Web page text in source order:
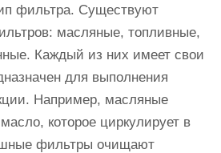
фильтра. Существуют
масляные, топливные,
Каждый из них имеет свои
для выполнения
Например, масляные
которое циркулирует в
фильтры очищают